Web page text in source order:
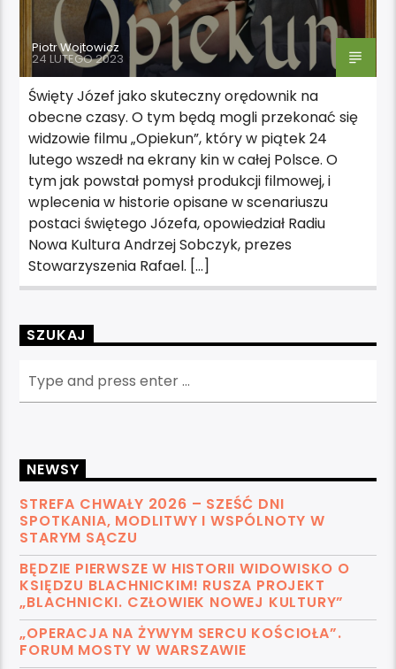
Piotr Wojtowicz
24 LUTEGO 2023
Święty Józef jako skuteczny orędownik na
obecne czasy. O tym będą mogli przekonać się
widzowie filmu „Opiekun”, który w piątek 24
lutego wszedł na ekrany kin w całej Polsce. O
tym jak powstał pomysł produkcji filmowej, i
wplecenia w historie opisane w scenariuszu
postaci świętego Józefa, opowiedział Radiu
Nowa Kultura Andrzej Sobczyk, prezes
Stowarzyszenia Rafael. […]
SZUKAJ
NEWSY
STREFA CHWAŁY 2026 – SZEŚĆ DNI
SPOTKANIA, MODLITWY I WSPÓLNOTY W
STARYM SĄCZU
BĘDZIE PIERWSZE W HISTORII WIDOWISKO O
KSIĘDZU BLACHNICKIM! RUSZA PROJEKT
„BLACHNICKI. CZŁOWIEK NOWEJ KULTURY”
„OPERACJA NA ŻYWYM SERCU KOŚCIOŁA”.
FORUM MOSTY W WARSZAWIE